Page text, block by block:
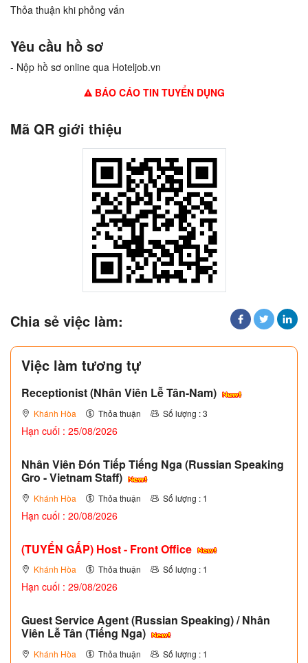
Thỏa thuận khi phỏng vấn
Yêu cầu hồ sơ
- Nộp hồ sơ online qua Hoteljob.vn
BÁO CÁO TIN TUYỂN DỤNG
Mã QR giới thiệu
Chia sẻ việc làm:
Việc làm tương tự
Receptionist (Nhân Viên Lễ Tân-Nam)
Khánh Hòa Thỏa thuận Số lượng : 3
Hạn cuối : 25/08/2026
Nhân Viên Đón Tiếp Tiếng Nga (Russian Speaking
Gro - Vietnam Staff)
Khánh Hòa Thỏa thuận Số lượng : 1
Hạn cuối : 20/08/2026
(TUYỂN GẤP) Host - Front Office
Khánh Hòa Thỏa thuận Số lượng : 1
Hạn cuối : 29/08/2026
Guest Service Agent (Russian Speaking) / Nhân
Viên Lễ Tân (Tiếng Nga)
Khánh Hòa Thỏa thuận Số lượng : 1